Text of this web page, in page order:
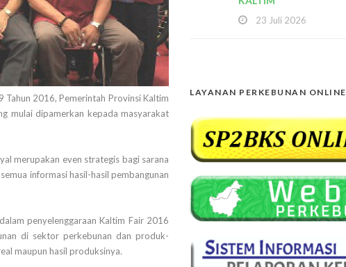
2016, Pemerintah Provinsi Kaltim
mulai dipamerkan kepada masyarakat
merupakan even strategis bagi sarana
informasi hasil-hasil pembangunan
penyelenggaraan Kaltim Fair 2016
di sektor perkebunan dan produk-
maupun hasil produksinya.
23 Juli 2026
LAYANAN PERKEBUNAN ONLINE